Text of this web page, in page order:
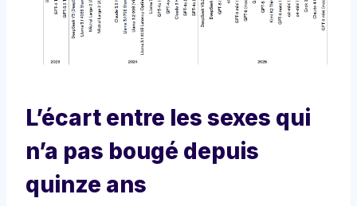
L’écart entre les sexes qui
n’a pas bougé depuis
quinze ans